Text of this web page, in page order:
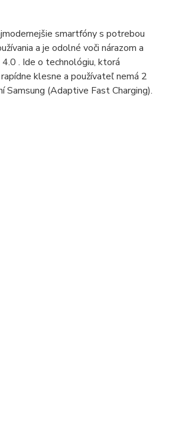
smartfóny s potrebou
a je odolné voči nárazom a
. Ide o technológiu, ktorá
klesne a používateľ nemá 2
Samsung (Adaptive Fast Charging).